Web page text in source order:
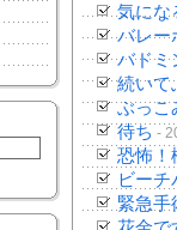
気にな
バレー
バドミ
続いて
ぶっこ
待ち -
恐怖！
ビー
緊急手